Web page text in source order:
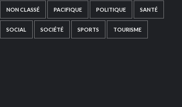
NON CLASSÉ PACIFIQUE POLITIQUE SANTÉ
SOCIAL SOCIÉTÉ SPORTS TOURISME